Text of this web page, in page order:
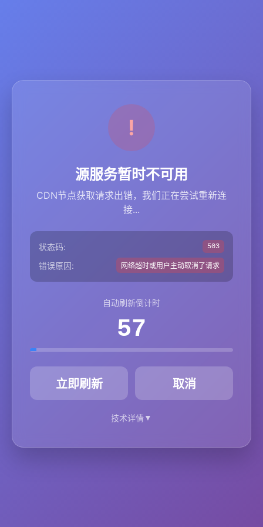
源服务暂时不可用
CDN节点获取请求出错，我们正在尝试重新连
接...
状态码: 503
错误原因: 网络超时或用户主动取消了请求
自动刷新倒计时
57
立即刷新 取消
技术详情▼